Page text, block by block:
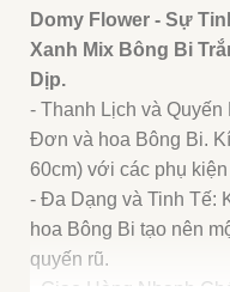
Domy Flower - Sự
Xanh Mix Bông Bi
Dịp.
- Thanh Lịch và Quyến
Đơn và hoa Bông Bi.
60cm) với các phụ
- Đa Dạng và Tinh Tế:
hoa Bông Bi tạo nên
quyến rũ.